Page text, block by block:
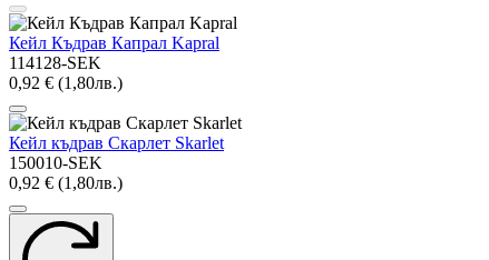
Кейл Къдрав Капрал Kapral
114128-SEK
0,92 € (1,80лв.)
Кейл къдрав Скарлет Skarlet
150010-SEK
0,92 € (1,80лв.)